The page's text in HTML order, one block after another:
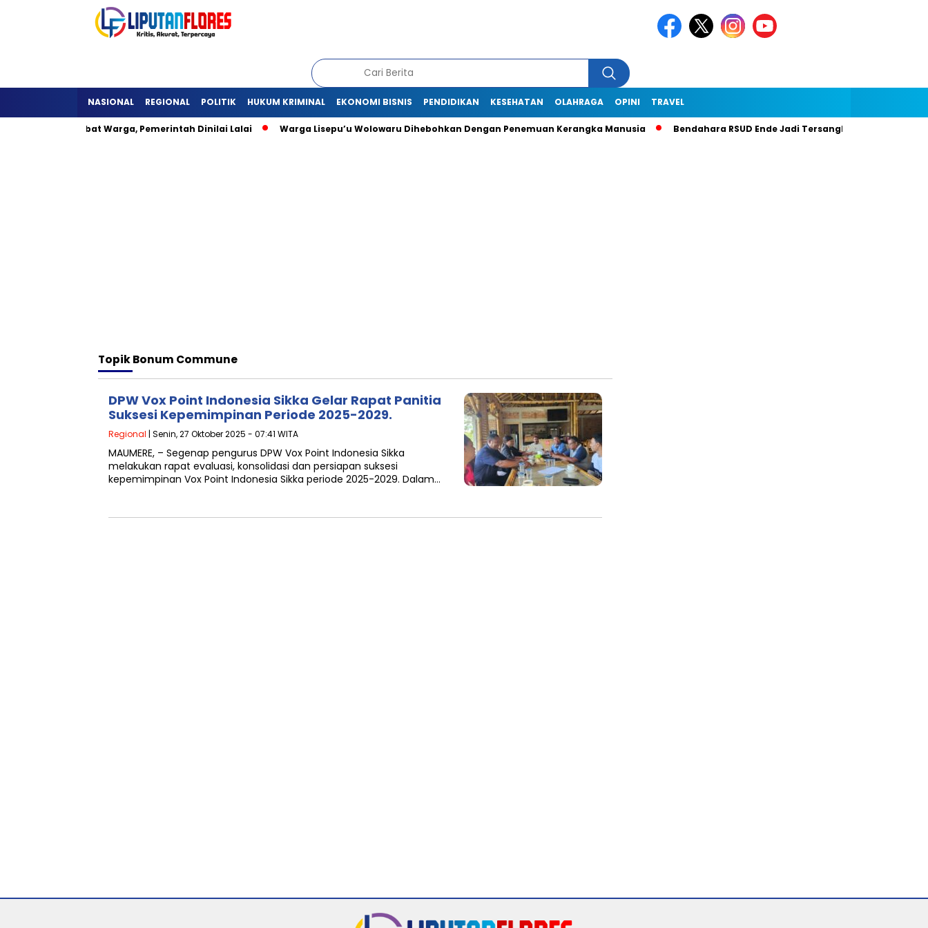
NASIONAL REGIONAL POLITIK HUKUM KRIMINAL EKONOMI BISNIS PENDIDIKAN KESEHATAN OLAHRAGA OPINI TRAVEL
Detukeli Hambat Warga, Pemerintah Dinilai Lalai Warga Lisepu’u Wolowaru Dihebohkan Dengan Penemuan Kerangka Manusia Bendahara RSUD Ende Jadi Tersangka Dugaan Korupsi
TopikBonum Commune
DPW Vox Point Indonesia Sikka Gelar Rapat Panitia
Suksesi Kepemimpinan Periode 2025-2029.
Regional | Senin, 27 Oktober 2025 - 07:41 WITA
MAUMERE, – Segenap pengurus DPW Vox Point Indonesia Sikka
melakukan rapat evaluasi, konsolidasi dan persiapan suksesi
kepemimpinan Vox Point Indonesia Sikka periode 2025-2029. Dalam…